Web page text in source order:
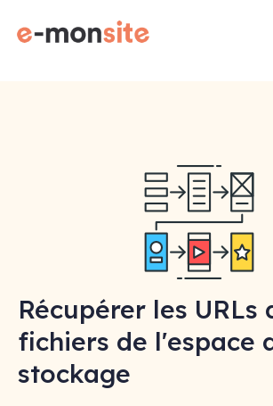
Récupérer les URLs
fichiers de l'espace
stockage